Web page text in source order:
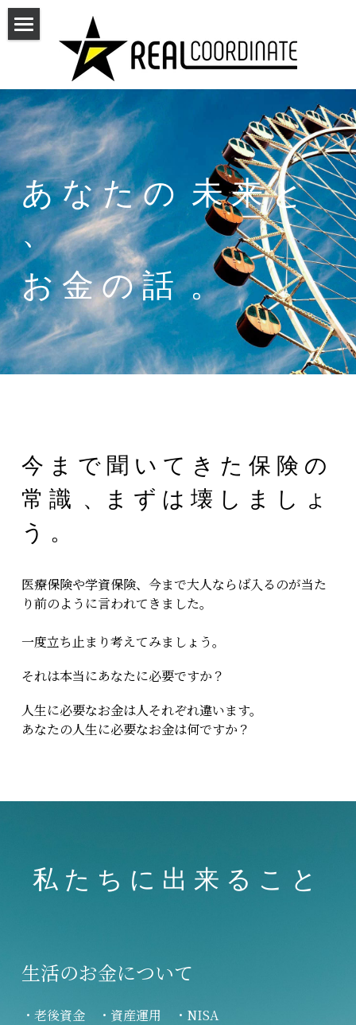
TOP
資産運用
保障について
お金に関する相談
セミナー情報
スタッフ紹介
会社概要
企業理念
あ な た の  未 来 と
、
お 金 の 話  。
今 ま で 聞 い て き た 保 険 の
常 識  、ま ず は 壊 し ま し ょ
う 。
医療保険や学資保険、今まで大人ならば入るのが当た
り前のように言われてきました。
一度立ち止まり考えてみましょう。
それは本当にあなたに必要ですか？
人生に必要なお金は人それぞれ違います。
あなたの人生に必要なお金は何ですか？
私 た ち に 出 来 る こ と
生活のお金について
・老後資金　・資産運用　・NISA